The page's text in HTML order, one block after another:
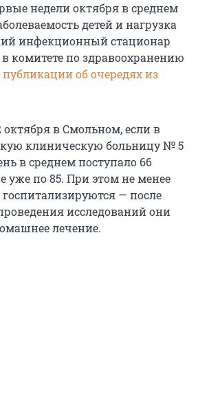
недели октября в среднем
детей и нагрузка
инфекционный стационар
комитете по здравоохранению
публикации об очередях из
октября в Смольном, если в
клиническую больницу № 5
в среднем поступало 66
уже по 85. При этом не менее
госпитализируются — после
исследований они
лечение.